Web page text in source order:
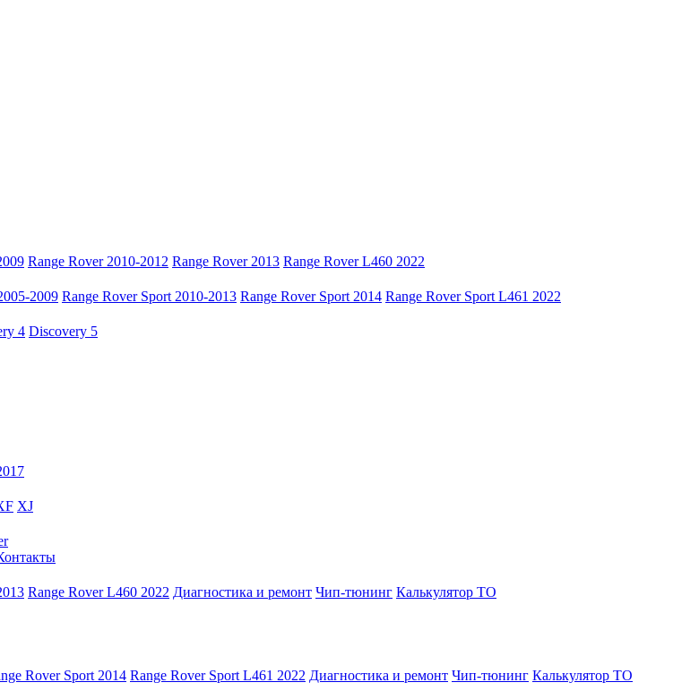
Range Rover 2010-2012 Range Rover 2013 Range Rover L460 2022
2009 Range Rover Sport 2010-2013 Range Rover Sport 2014 Range Rover Sport L461 2022
4 Discovery 5
XJ
Range Rover L460 2022 Диагностика и ремонт Чип-тюнинг Калькулятор ТО
Rover Sport 2014 Range Rover Sport L461 2022 Диагностика и ремонт Чип-тюнинг Калькулятор ТО